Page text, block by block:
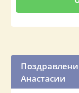
Анастасии